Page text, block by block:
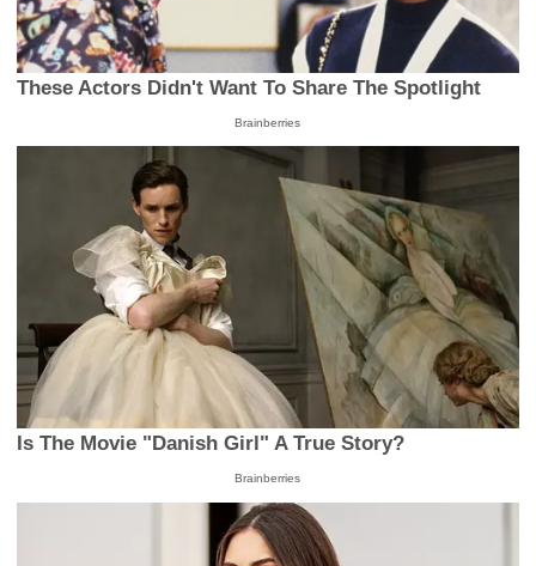
These Actors Didn't Want To Share The Spotlight
Brainberries
Is The Movie "Danish Girl" A True Story?
Brainberries